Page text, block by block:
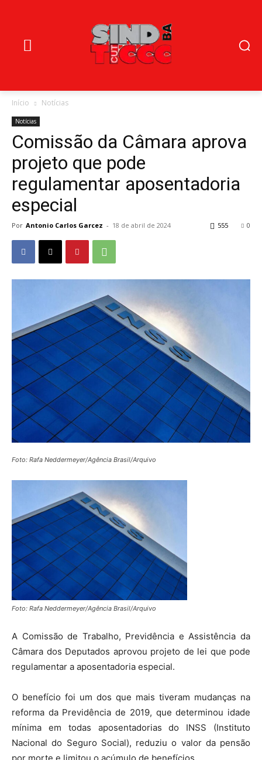
Início Notícias
Notícias
Comissão da Câmara aprova
projeto que pode
regulamentar aposentadoria
especial
Por Antonio Carlos Garcez - 18 de abril de 2024 0
555
Foto: Rafa Neddermeyer/Agência Brasil/Arquivo
Foto: Rafa Neddermeyer/Agência Brasil/Arquivo
A Comissão de Trabalho, Previdência e Assistência da
Câmara dos Deputados aprovou projeto de lei que pode
regulamentar a aposentadoria especial.
O benefício foi um dos que mais tiveram mudanças na
reforma da Previdência de 2019, que determinou idade
mínima em todas aposentadorias do INSS (Instituto
Nacional do Seguro Social), reduziu o valor da pensão